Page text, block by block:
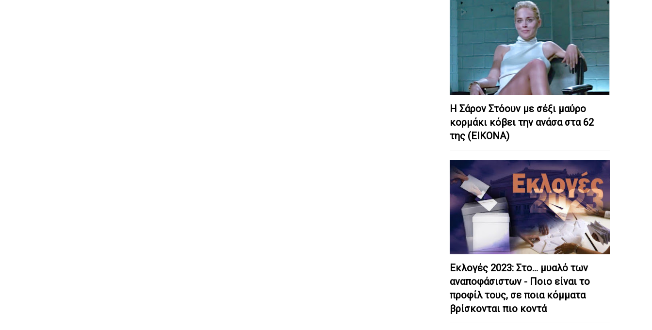
Η Σάρον Στόουν με σέξι μαύρο
κορμάκι κόβει την ανάσα στα 62
της (ΕΙΚΟΝΑ)
Εκλογές 2023: Στο… μυαλό των
αναποφάσιστων - Ποιο είναι το
προφίλ τους, σε ποια κόμματα
βρίσκονται πιο κοντά